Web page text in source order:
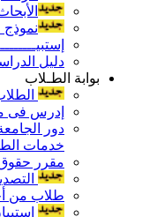
نموذج
دليل
بوابة الطـلاب
إدرس فى
دور
خدمات
مقرر حقوق
طلاب من